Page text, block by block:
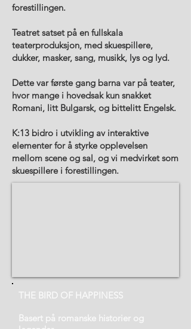
forestillingen.
Teatret satset på en fullskala
teaterproduksjon, med skuespillere,
dukker, masker, sang, musikk, lys og lyd.
Dette var første gang barna var på teater,
hvor mange i hovedsak kun snakket
Romani, litt Bulgarsk, og bittelitt Engelsk.
K:13 bidro i utvikling av interaktive
elementer for å styrke opplevelsen
mellom scene og sal, og vi medvirket som
skuespillere i forestillingen.
THE BIRD OF HAPPINESS
Basert på romanske historier og